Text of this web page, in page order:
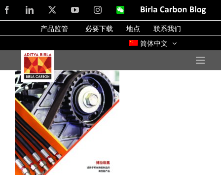
Skip
to
content
FacebookLinkedIn YouTubeInstagramWeChatBirla
Blog
产品监管 必要下载 地点
联系我们
简体中文